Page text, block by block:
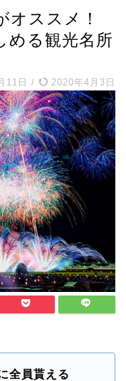
オススメ！
める観光名所
11日 / 2020年4月3日
全員貰える